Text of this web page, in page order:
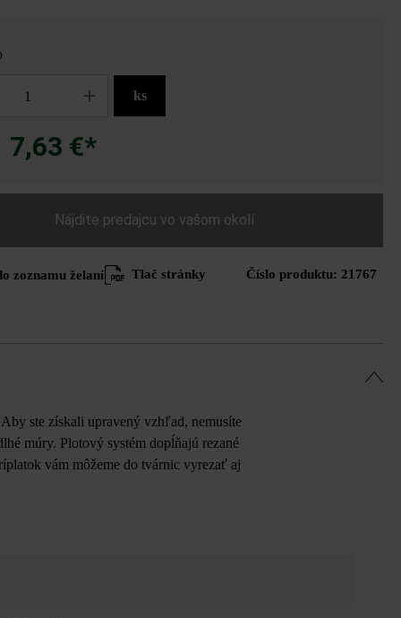
ks
7,63 €*
Nájdite predajcu vo vašom okolí
zoznamu želaní Tlač stránky Číslo produktu: 21767
ste získali upravený vzhľad, nemusíte
múry. Plotový systém dopĺňajú rezané
vám môžeme do tvárnic vyrezať aj